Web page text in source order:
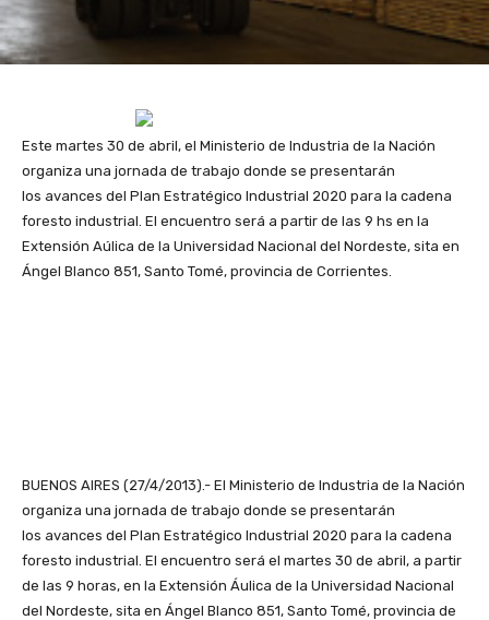
Este martes 30 de abril, el Ministerio de Industria de la Nación
organiza una jornada de trabajo donde se presentarán
los avances del Plan Estratégico Industrial 2020 para la cadena
foresto industrial. El encuentro será a partir de las 9 hs en la
Extensión Aúlica de la Universidad Nacional del Nordeste, sita en
Ángel Blanco 851, Santo Tomé, provincia de Corrientes.
BUENOS AIRES (27/4/2013).- El Ministerio de Industria de la Nación
organiza una jornada de trabajo donde se presentarán
los avances del Plan Estratégico Industrial 2020 para la cadena
foresto industrial. El encuentro será el martes 30 de abril, a partir
de las 9 horas, en la Extensión Áulica de la Universidad Nacional
del Nordeste, sita en Ángel Blanco 851, Santo Tomé, provincia de